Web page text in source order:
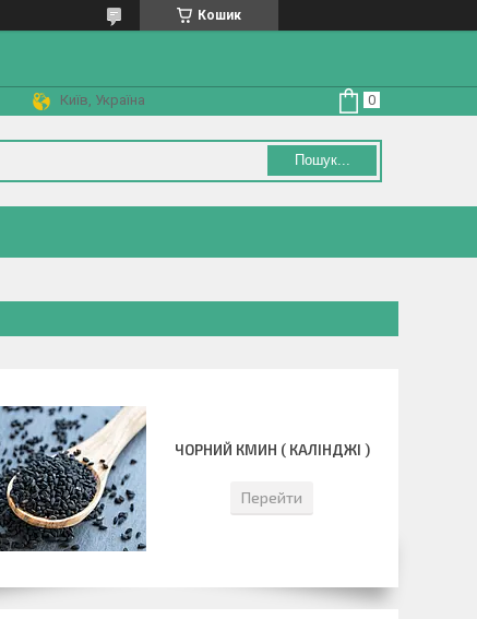
Кошик
Київ, Україна
Пошук...
ЧОРНИЙ КМИН ( КАЛІНДЖІ )
Перейти